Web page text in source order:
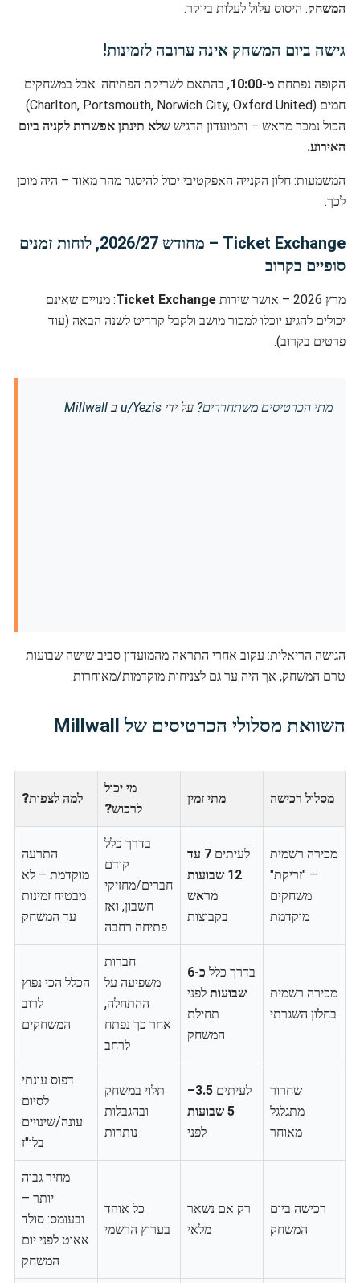
המשחק. היסוס עלול לעלות ביוקר.
גישה ביום המשחק אינה ערובה לזמינות!
הקופה נפתחת מ-10:00
, בהתאם לשריקת הפתיחה. אבל במשחקים
חמים (Charlton, Portsmouth, Norwich City, Oxford United)
הכול נמכר מראש – והמועדון הדגיש שלא תינתן אפשרות לקניה ביום
האירוע.
המשמעות: חלון הקנייה האפקטיבי יכול להיסגר מהר מאוד – היה מוכן
לכך.
Ticket Exchange – מחודש 2026/27, לוחות זמנים
סופיים בקרוב
מרץ 2026 – אושר שירות Ticket Exchange: מנויים שאינם
יכולים להגיע יוכלו למכור מושב ולקבל קרדיט לשנה הבאה (עוד
פרטים בקרוב).
מתי הכרטיסים משתחררים? על ידי u/Yezis בMillwall
הגישה הריאלית: עקוב אחרי התראה מהמועדון סביב שישה שבועות
טרם המשחק, אך היה ער גם לצניחות מוקדמות/מאוחרות.
השוואת מסלולי הכרטיסים של Millwall
מסלול רכישה מתי זמין
מי יכול
לרכוש?
למה לצפות?
מכירה רשמית
– "זריקת"
משחקים
מוקדמת
לעיתים
7 עד
12 שבועות
מראש
בקבוצות
בדרך כלל
קודם
חברים/מחזיקי
חשבון, ואז
פתיחה רחבה
התרעה
מוקדמת – לא
מבטיח זמינות
עד המשחק
מכירה רשמית
בחלון השגרתי
בדרך כלל
כ-6
שבועות לפני
תחילת
המשחק
חברות
משפיעה על
ההתחלה,
אחר כך נפתח
לרחב
הכלל הכי נפוץ
לרוב
המשחקים
שחרור
מתגלגל
מאוחר
לעיתים
3.5–
5 שבועות
לפני
תלוי במשחק
ובהגבלות
נותרות
דפוס עונתי
לסיום
עונה/שינויים
בלו"ז
רכישה ביום
המשחק
רק אם נשאר
מלאי
כל אוהד
בערוץ הרשמי
מחיר גבוה
יותר –
ובעומס: סולד
אאוט לפני יום
המשחק